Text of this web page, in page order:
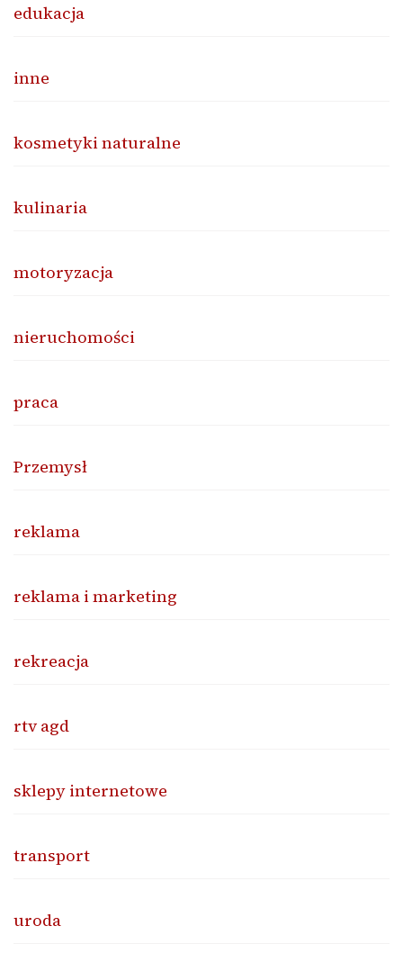
edukacja
inne
kosmetyki naturalne
kulinaria
motoryzacja
nieruchomości
praca
Przemysł
reklama
reklama i marketing
rekreacja
rtv agd
sklepy internetowe
transport
uroda